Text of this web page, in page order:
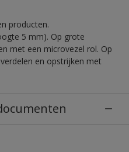
producten.
5 mm). Op grote
met een microvezel rol. Op
en opstrijken met